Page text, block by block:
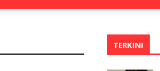
TERKINI